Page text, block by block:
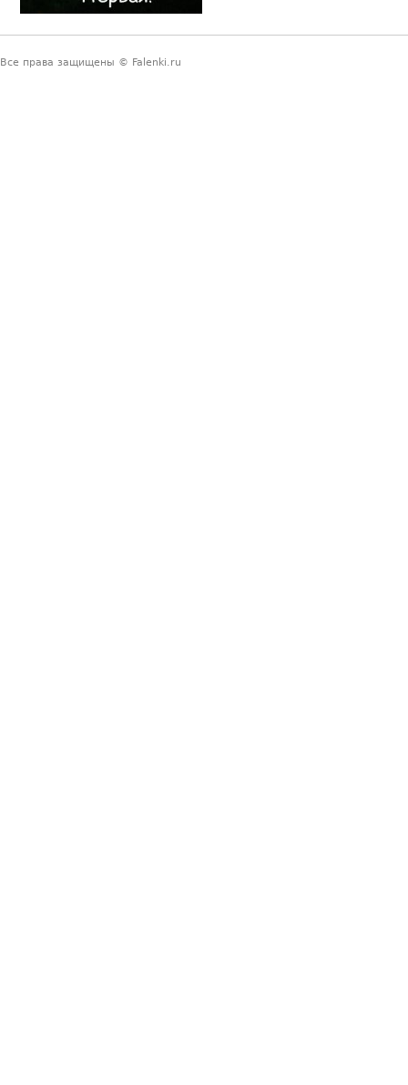
Все права защищены © Falenki.ru